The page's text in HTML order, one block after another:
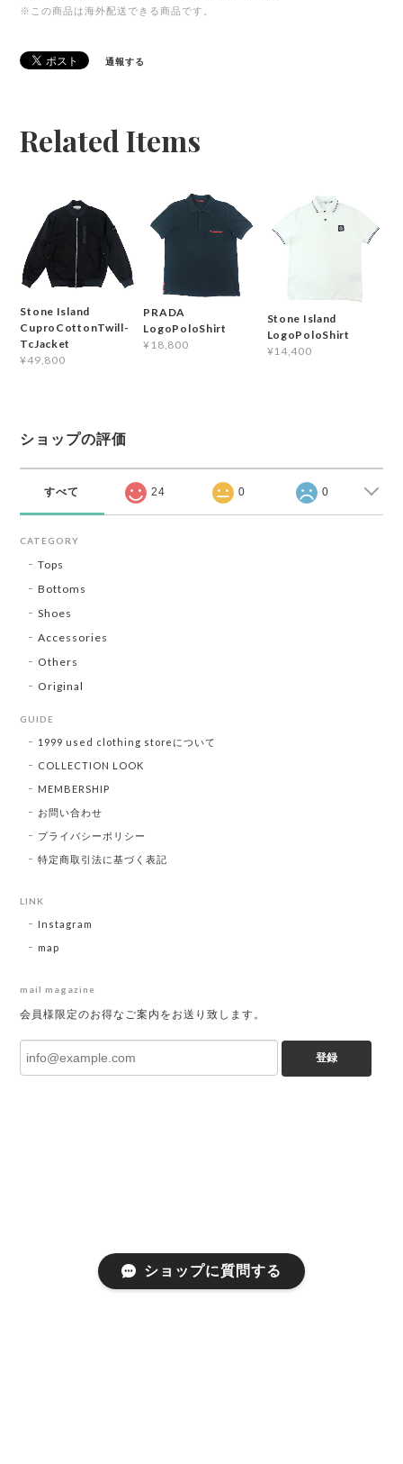
※この商品は海外配送できる商品です。
通報する
Related Items
Stone Island
CuproCottonTwill-
TcJacket
¥49,800
PRADA
LogoPoloShirt
¥18,800
Stone Island
LogoPoloShirt
¥14,400
ショップの評価
すべて 24 0 0
CATEGORY
Tops
Bottoms
Shoes
Accessories
Others
Original
GUIDE
1999 used clothing storeについて
COLLECTION LOOK
MEMBERSHIP
お問い合わせ
プライバシーポリシー
特定商取引法に基づく表記
LINK
Instagram
map
mail magazine
会員様限定のお得なご案内をお送り致します。
登録
ショップに質問する